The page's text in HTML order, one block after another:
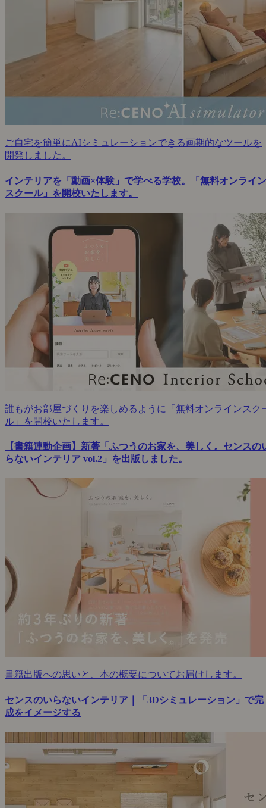
ご自宅を簡単にAIシミュレーションできる画期的なツールを
開発しました。
インテリアを「動画×体験」で学べる学校。「無料オンライン
スクール」を開校いたします。
誰もがお部屋づくりを楽しめるように「無料オンラインスク
ル」を開校いたします。
【書籍連動企画】新著「ふつうのお家を、美しく。センスの
らないインテリア vol.2」を出版しました。
書籍出版への思いと、本の概要についてお届けします。
センスのいらないインテリア｜「3Dシミュレーション」で完
成をイメージする